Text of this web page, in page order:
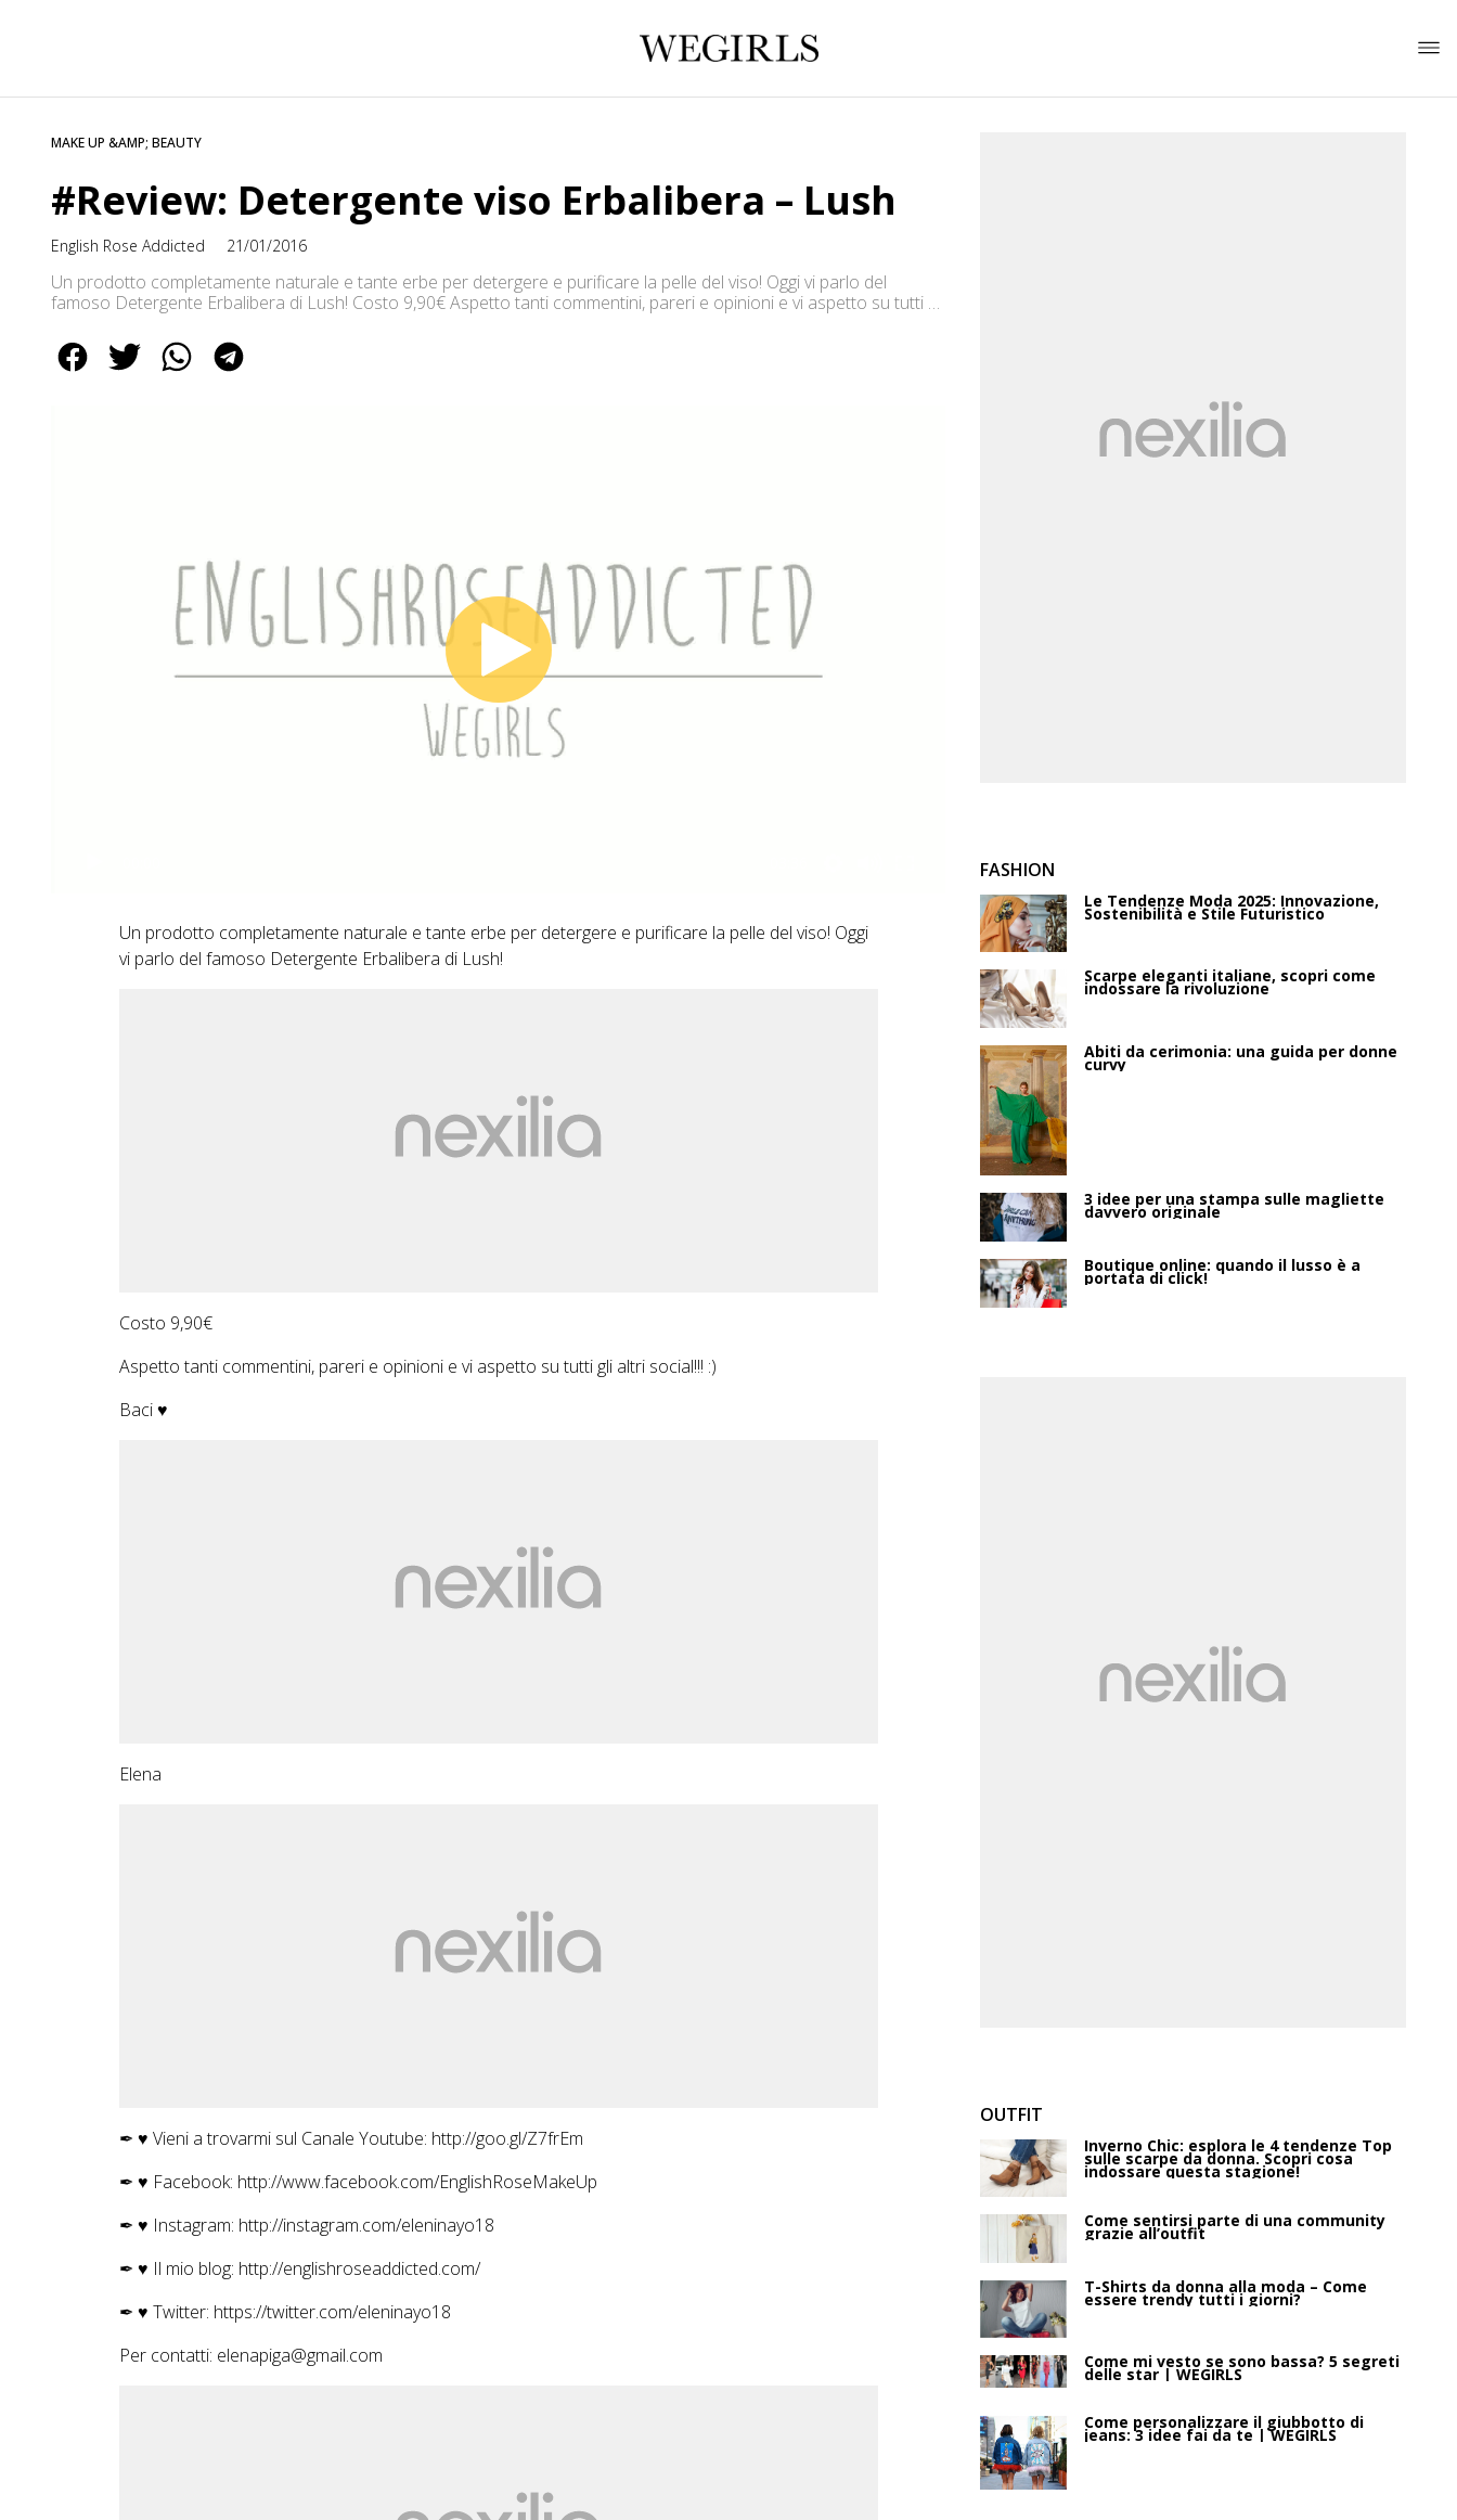
MAKE UP &AMP; BEAUTY
#Review: Detergente viso Erbalibera – Lush
English Rose Addicted 21/01/2016
Un prodotto completamente naturale e tante erbe per detergere e purificare la pelle del viso! Oggi vi parlo del
famoso Detergente Erbalibera di Lush! Costo 9,90€ Aspetto tanti commentini, pareri e opinioni e vi aspetto su tutti gli
Un prodotto completamente naturale e tante erbe per detergere e purificare la pelle del viso! Oggi
vi parlo del famoso Detergente Erbalibera di Lush!
Costo 9,90€
Aspetto tanti commentini, pareri e opinioni e vi aspetto su tutti gli altri social!!! :)
Baci ♥
Elena
✒ ♥ Vieni a trovarmi sul Canale Youtube: http://goo.gl/Z7frEm
✒ ♥ Facebook: http://www.facebook.com/EnglishRoseMakeUp
✒ ♥ Instagram: http://instagram.com/eleninayo18
✒ ♥ Il mio blog: http://englishroseaddicted.com/
✒ ♥ Twitter: https://twitter.com/eleninayo18
Per contatti: elenapiga@gmail.com
FASHION
Le Tendenze Moda 2025: Innovazione,
Sostenibilità e Stile Futuristico
Scarpe eleganti italiane, scopri come
indossare la rivoluzione
Abiti da cerimonia: una guida per donne
curvy
3 idee per una stampa sulle magliette
davvero originale
Boutique online: quando il lusso è a
portata di click!
OUTFIT
Inverno Chic: esplora le 4 tendenze Top
sulle scarpe da donna. Scopri cosa
indossare questa stagione!
Come sentirsi parte di una community
grazie all’outfit
T-Shirts da donna alla moda – Come
essere trendy tutti i giorni?
Come mi vesto se sono bassa? 5 segreti
delle star | WEGIRLS
Come personalizzare il giubbotto di
jeans: 3 idee fai da te | WEGIRLS